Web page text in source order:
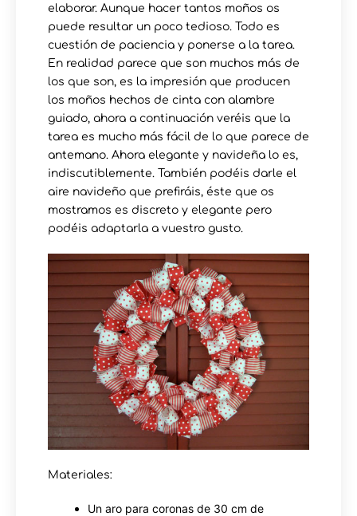
elaborar. Aunque hacer tantos moños os
puede resultar un poco tedioso. Todo es
cuestión de paciencia y ponerse a la tarea.
En realidad parece que son muchos más de
los que son, es la impresión que producen
los moños hechos de cinta con alambre
guiado, ahora a continuación veréis que la
tarea es mucho más fácil de lo que parece de
antemano. Ahora elegante y navideña lo es,
indiscutiblemente. También podéis darle el
aire navideño que prefiráis, éste que os
mostramos es discreto y elegante pero
podéis adaptarla a vuestro gusto.
Materiales:
Un aro para coronas de 30 cm de